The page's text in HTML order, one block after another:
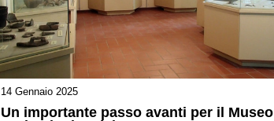
14 Gennaio 2025
Un importante passo avanti per il Museo